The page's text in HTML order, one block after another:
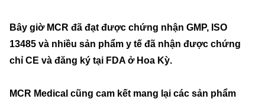
Bây giờ MCR đã đạt được chứng nhận GMP, ISO
13485 và nhiều sản phẩm y tế đã nhận được chứng
chỉ CE và đăng ký tại FDA ở Hoa Kỳ.
MCR Medical cũng cam kết mang lại các sản phẩm